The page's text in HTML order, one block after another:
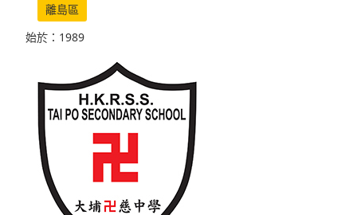
離島區
始於：1989